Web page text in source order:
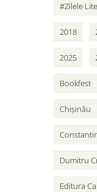
#Zilele
2018
2025
Bookfest
Chișinău
Dumitru
Editura